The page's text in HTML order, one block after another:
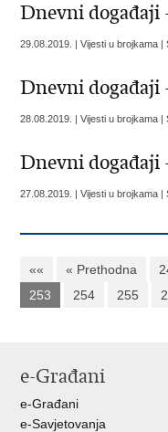
Dnevni događaji
29.08.2019. | Vijesti u brojkama
Dnevni događaji
28.08.2019. | Vijesti u brojkama
Dnevni događaji
27.08.2019. | Vijesti u brojkama
«« « Prethodna
253
254 255
e-Građani
e-Građani
e-Savjetovanja